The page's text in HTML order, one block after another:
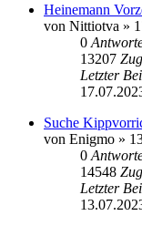
Heinemann
von Nittiotva »
0
13207
Letzter
Suche
von Enigmo »
0
14548
Letzter